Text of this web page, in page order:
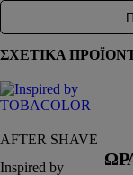
ΣΧΕΤΙΚΑ
AFTER SHAVE
Inspired by